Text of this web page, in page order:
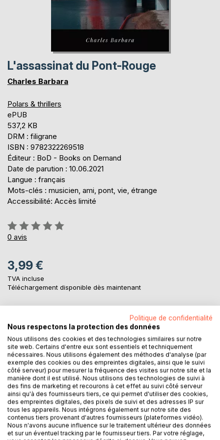
L'assassinat du Pont-Rouge
Charles Barbara
Polars & thrillers
ePUB
537,2 KB
DRM : filigrane
ISBN : 9782322269518
Éditeur : BoD - Books on Demand
Date de parution : 10.06.2021
Langue : français
Mots-clés : musicien, ami, pont, vie, étrange
Accessibilité: Accès limité
Évaluation:
0%
0 avis
3,99 €
TVA incluse
Téléchargement disponible dès maintenant
AJOUTER AU PANIER
Ajouter à ma liste d'envies
Laisser un avis
DESCRIPTION
Politique de confidentialité
Nous respectons la protection des données
Nous utilisons des cookies et des technologies similaires sur notre
site web. Certains d'entre eux sont essentiels et techniquement
nécessaires. Nous utilisons également des méthodes d'analyse (par
exemple des cookies ou des empreintes digitales, ainsi que le suivi
côté serveur) pour mesurer la fréquence des visites sur notre site et la
manière dont il est utilisé. Nous utilisons des technologies de suivi à
des fins de marketing et recourons à cet effet au suivi côté serveur
ainsi qu'à des fournisseurs tiers, ce qui permet d'utiliser des cookies,
des empreintes digitales, des pixels de suivi et des adresses IP sur
tous les appareils. Nous intégrons également sur notre site des
contenus tiers provenant d'autres fournisseurs (plateformes vidéo).
Nous n'avons aucune influence sur le traitement ultérieur des données
et sur un éventuel tracking par le fournisseur tiers. Par votre réglage,